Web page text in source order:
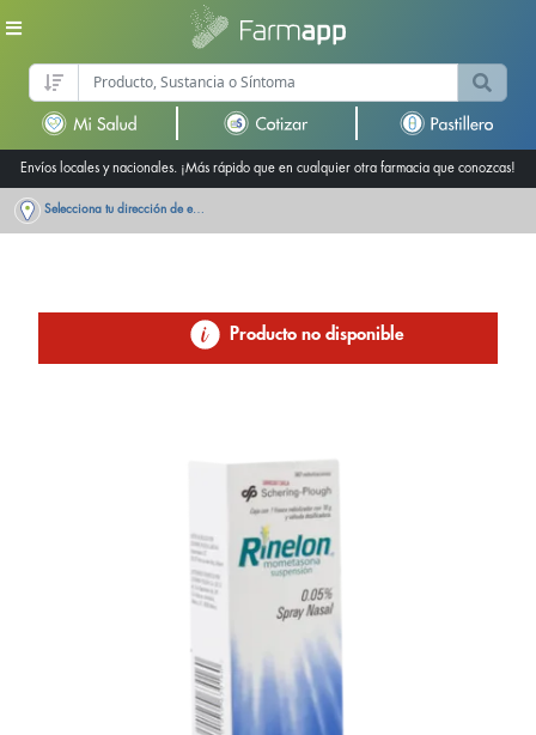
Envíos locales y nacionales. ¡Más rápido que en cualquier otra farmacia que conozcas!
Selecciona tu dirección de entrega
Producto no disponible